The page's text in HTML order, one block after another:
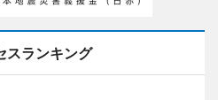
スランキング